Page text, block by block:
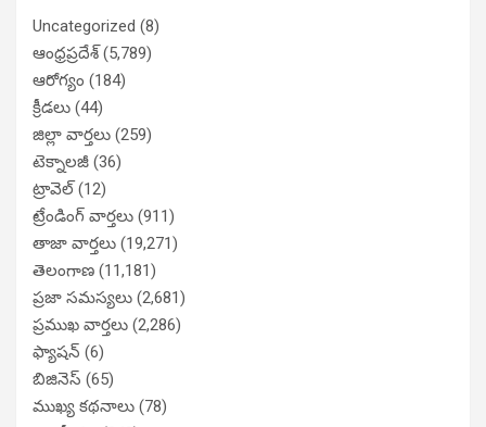
Uncategorized (8)
ఆంధ్రప్రదేశ్(5,789)
ఆరోగ్యం (184)
క్రీడలు (44)
జిల్లా వార్తలు (259)
టెక్నాలజీ (36)
ట్రావెల్(12)
ట్రేండింగ్ వార్తలు (911)
తాజా వార్తలు (19,271)
తెలంగాణ (11,181)
ప్రజా సమస్యలు (2,681)
ప్రముఖ వార్తలు (2,286)
ఫ్యాషన్ (6)
బిజినెస్ (65)
ముఖ్య కథనాలు (78)